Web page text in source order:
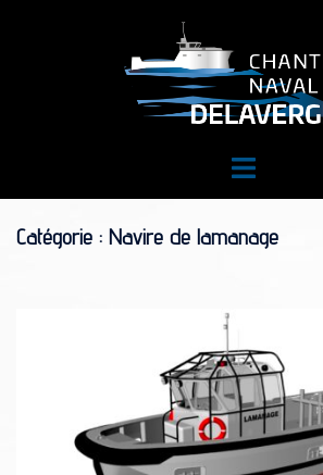
Ouvrir/fermer
Catégorie : Navire de lamanage